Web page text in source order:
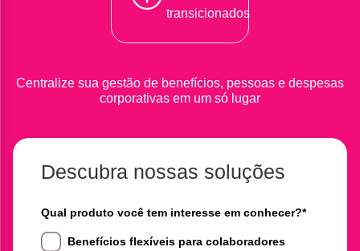
transicionados
Centralize sua gestão de benefícios, pessoas e despesas
corporativas em um só lugar
Descubra nossas soluções
Qual produto você tem interesse em conhecer?*
Benefícios flexíveis para colaboradores